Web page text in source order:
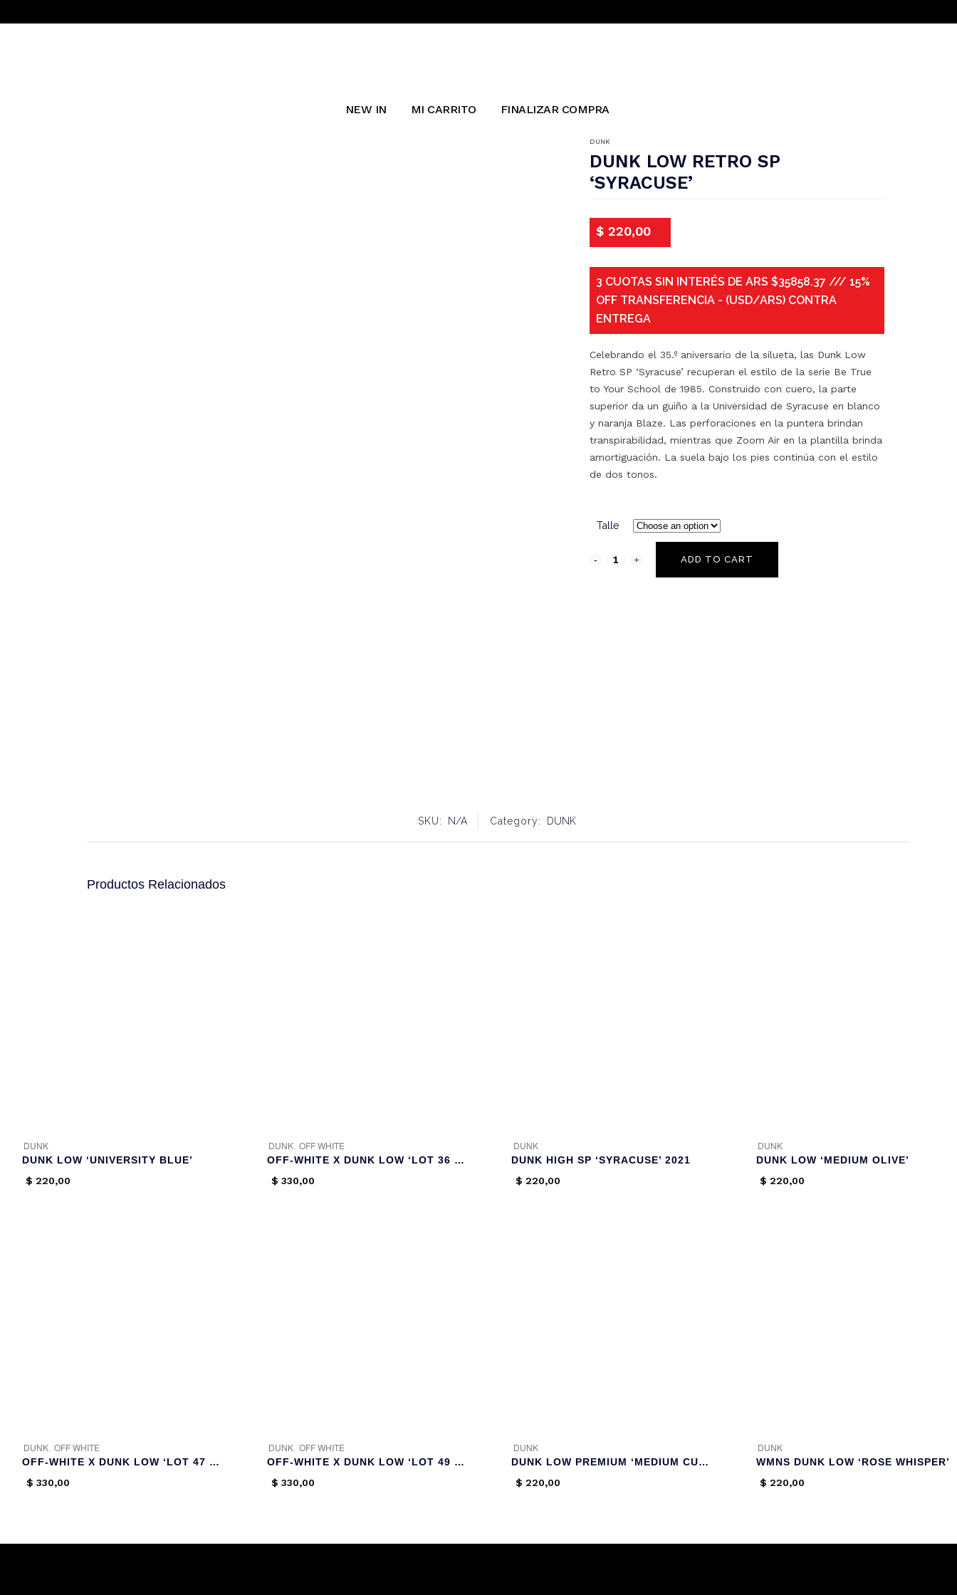
NEW IN MI CARRITO FINALIZAR COMPRA
DUNK
DUNK LOW RETRO SP
‘SYRACUSE’
$220,00
3 CUOTAS SIN INTERÉS DE ARS $35858.37 /// 15%
OFF TRANSFERENCIA - (USD/ARS) CONTRA
ENTREGA
Celebrando el 35.º aniversario de la silueta, las Dunk Low
Retro SP ‘Syracuse’ recuperan el estilo de la serie Be True
to Your School de 1985. Construido con cuero, la parte
superior da un guiño a la Universidad de Syracuse en blanco
y naranja Blaze. Las perforaciones en la puntera brindan
transpirabilidad, mientras que Zoom Air en la plantilla brinda
amortiguación. La suela bajo los pies continúa con el estilo
de dos tonos.
Talle
ADD TO CART
SKU: N/A Category: DUNK
Productos Relacionados
DUNK
DUNK LOW ‘UNIVERSITY BLUE’
$ 220,00
DUNK, OFF WHITE
OFF-WHITE X DUNK LOW ‘LOT 36 OF 50’
$ 330,00
DUNK
DUNK HIGH SP ‘SYRACUSE’ 2021
$ 220,00
DUNK
DUNK LOW ‘MEDIUM OLIVE’
$ 220,00
DUNK ,OFF WHITE
OFF-WHITE X DUNK LOW ‘LOT 47 OF 50’
$ 330,00
DUNK, OFF WHITE
OFF-WHITE X DUNK LOW ‘LOT 49 OF 50’
$ 330,00
DUNK
DUNK LOW PREMIUM ‘MEDIUM CURRY’
$ 220,00
DUNK
WMNS DUNK LOW ‘ROSE WHISPER’
$ 220,00